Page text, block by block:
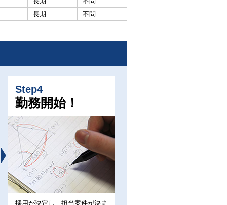
長期 不問
Step4
勤務開始！
採用が決定し、担当案件が決ま